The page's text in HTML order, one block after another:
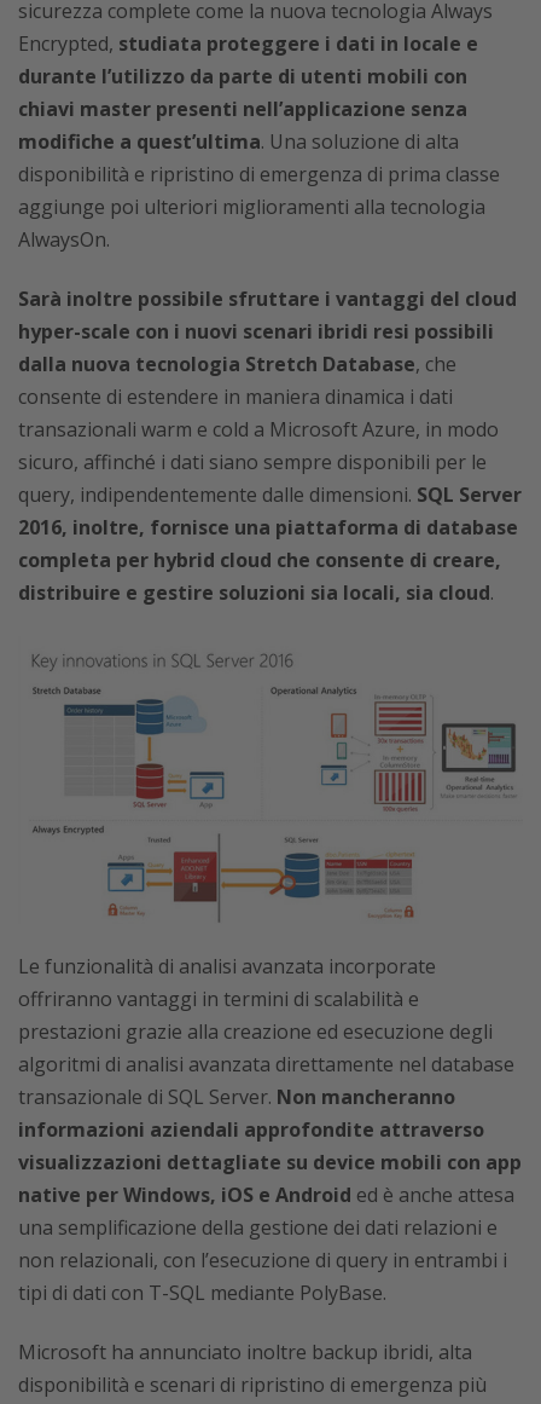
sicurezza complete come la nuova tecnologia Always
Encrypted, studiata proteggere i dati in locale e
durante l’utilizzo da parte di utenti mobili con
chiavi master presenti nell’applicazione senza
modifiche a quest’ultima. Una soluzione di alta
disponibilità e ripristino di emergenza di prima classe
aggiunge poi ulteriori miglioramenti alla tecnologia
AlwaysOn.
Sarà inoltre possibile sfruttare i vantaggi del cloud
hyper-scale con i nuovi scenari ibridi resi possibili
dalla nuova tecnologia Stretch Database, che
consente di estendere in maniera dinamica i dati
transazionali warm e cold a Microsoft Azure, in modo
sicuro, affinché i dati siano sempre disponibili per le
query, indipendentemente dalle dimensioni. SQL Server
2016, inoltre, fornisce una piattaforma di database
completa per hybrid cloud che consente di creare,
distribuire e gestire soluzioni sia locali, sia cloud.
Le funzionalità di analisi avanzata incorporate
offriranno vantaggi in termini di scalabilità e
prestazioni grazie alla creazione ed esecuzione degli
algoritmi di analisi avanzata direttamente nel database
transazionale di SQL Server. Non mancheranno
informazioni aziendali approfondite attraverso
visualizzazioni dettagliate su device mobili con app
native per Windows, iOS e Android ed è anche attesa
una semplificazione della gestione dei dati relazioni e
non relazionali, con l’esecuzione di query in entrambi i
tipi di dati con T-SQL mediante PolyBase.
Microsoft ha annunciato inoltre backup ibridi, alta
disponibilità e scenari di ripristino di emergenza più